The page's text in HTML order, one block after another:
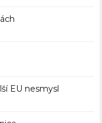
EU nesmysl